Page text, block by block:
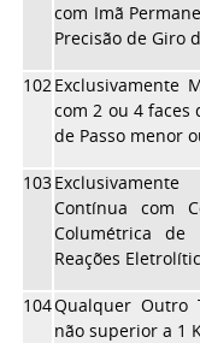
com Imã
Precisão de Giro
102Exclusivamente
com 2 ou 4 faces
de Passo menor
103
Contínua com
Columétrica de
Reações
104Qualquer Outro
não superior a 1